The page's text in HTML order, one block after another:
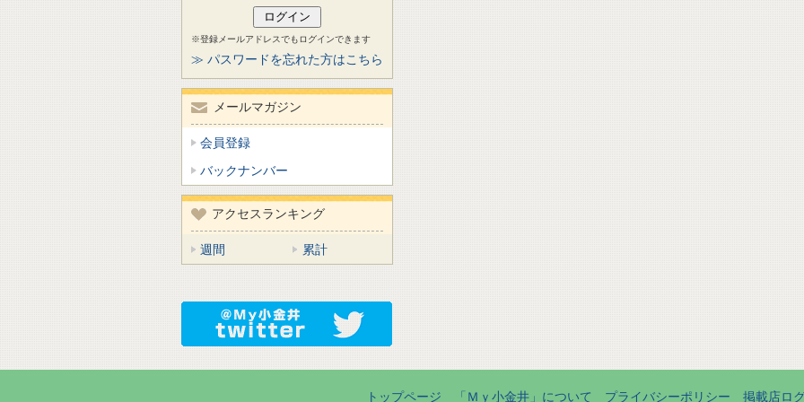
※登録メールアドレスでもログインできます
≫ パスワードを忘れた方はこちら
メールマガジン
会員登録
バックナンバー
アクセスランキング
週間 累計
トップページ 「Ｍｙ小金井」について プライバシーポリシー 掲載店ロ